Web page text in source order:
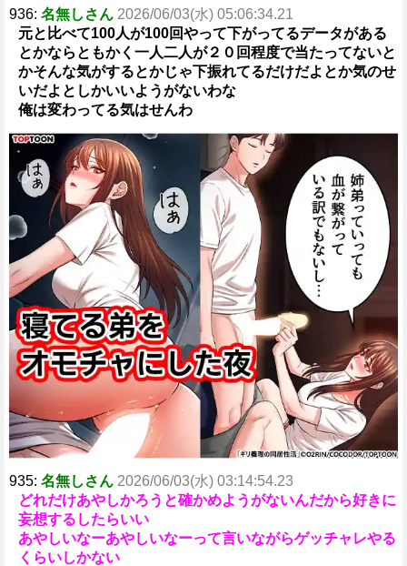
936: 名無しさん 2026/06/03(水) 05:06:34.21
元と比べて100人が100回やって下がってるデータがある
とかならともかく一人二人が２０回程度で当たってないと
かそんな気がするとかじゃ下振れてるだけだよとか気のせ
いだよとしかいいようがないわな
俺は変わってる気はせんわ
935: 名無しさん 2026/06/03(水) 03:14:54.23
どれだけあやしかろうと確かめようがないんだから好きに
妄想するしたらいい
あやしいなーあやしいなーって言いながらゲッチャレやる
くらいしかない